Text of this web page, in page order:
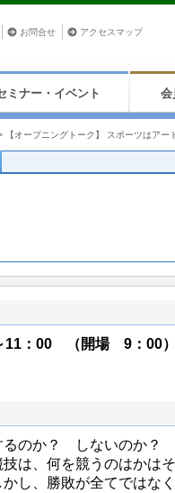
お問合せ アクセスマップ
ミナー・イベント 会
【オープニングトーク】 スポーツはアー
11：00 （開場 9：00
るのか？ しないのか？
は、何を競うのはかは
し、勝敗が全てではな